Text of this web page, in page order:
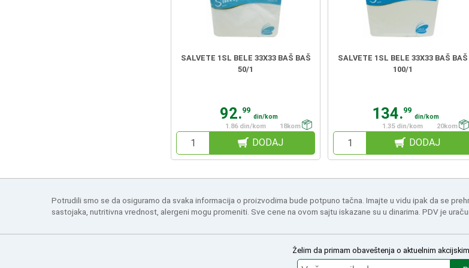
SALVETE 1SL BELE 33X33 BAŠ BAŠ
50/1
92.99
din/kom
1.86 din/kom
18kom
DODAJ
SALVETE 1SL BELE 33X33 BAŠ BAŠ
100/1
134.99
din/kom
1.35 din/kom
20kom
DODAJ
Potrudili smo se da osiguramo da svaka informacija o proizvodima bude potpuno tačna. Imajte u vidu ipak da se
sastojaka, nutritivna vrednost, alergeni mogu promeniti. Sve cene na ovom sajtu iskazane su u dinarima. PDV je
Želim da primam obaveštenja o aktuelnim